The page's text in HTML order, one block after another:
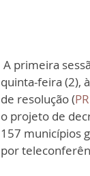
quinta-feira (2),
de resolução (
o projeto de
157 municípios
por telec